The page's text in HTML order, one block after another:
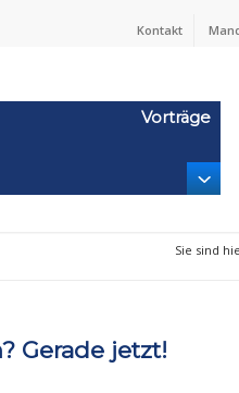
Kontakt
Vorträge
Sie sind
Gerade jetzt!